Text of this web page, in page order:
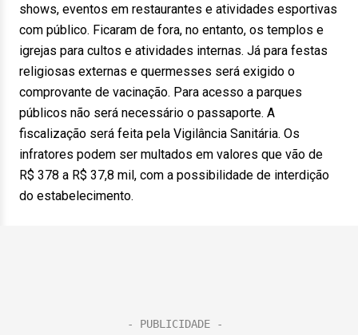
shows, eventos em restaurantes e atividades esportivas
com público. Ficaram de fora, no entanto, os templos e
igrejas para cultos e atividades internas. Já para festas
religiosas externas e quermesses será exigido o
comprovante de vacinação. Para acesso a parques
públicos não será necessário o passaporte. A
fiscalização será feita pela Vigilância Sanitária. Os
infratores podem ser multados em valores que vão de
R$ 378 a R$ 37,8 mil, com a possibilidade de interdição
do estabelecimento.